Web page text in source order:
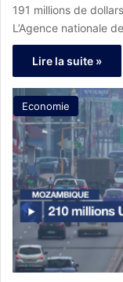
191 millions de
L’Agence nationale
Lire la suite »
Economie